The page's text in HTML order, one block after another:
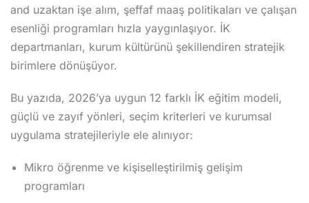
Atölyesi
and uzaktan işe alım, şeffaf maaş politikaları ve çalışan
esenliği programları hızla yaygınlaşıyor. İK
departmanları, kurum kültürünü şekillendiren stratejik
birimlere dönüşüyor.
Bu yazıda, 2026’ya uygun 12 farklı İK eğitim modeli,
güçlü ve zayıf yönleri, seçim kriterleri ve kurumsal
uygulama stratejileriyle ele alınıyor:
Mikro öğrenme ve kişiselleştirilmiş gelişim
programları